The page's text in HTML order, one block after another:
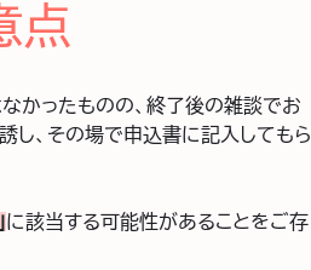
点
かったものの、終了後の雑談でお
し、その場で申込書に記入してもら
に該当する可能性があることをご存